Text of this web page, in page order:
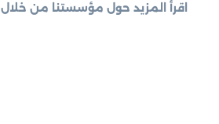
اقرأ المزيد حول مؤسستنا من خلال